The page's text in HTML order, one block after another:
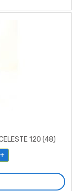
120 (48)
+